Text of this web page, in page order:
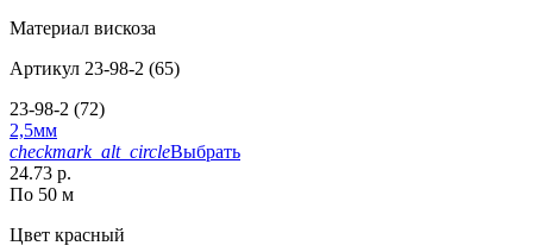
Материал вискоза
Артикул 23-98-2 (65)
23-98-2 (72)
2,5мм
checkmark_alt_circleВыбрать
24.73 р.
По 50 м
Цвет красный